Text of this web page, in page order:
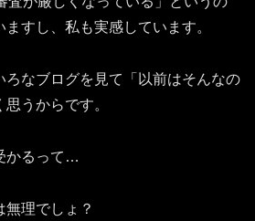
すし、私も実感しています。
ろなブログを見て「以前はそんなの
うからです。
かるって…
理でしょ？